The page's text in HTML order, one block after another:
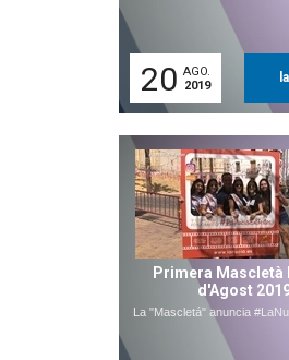
20 AGO.
2019
Primera Mascletà
d'Agost
La "Mascletá" anuncia